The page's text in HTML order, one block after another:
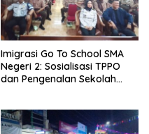
Imigrasi Go To School SMA
Negeri 2: Sosialisasi TPPO
dan Pengenalan Sekolah